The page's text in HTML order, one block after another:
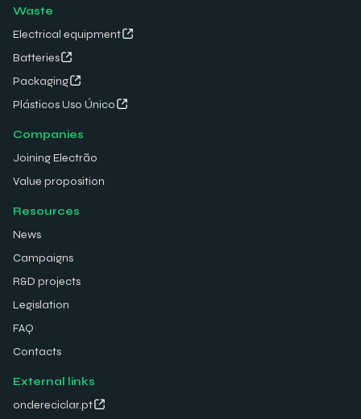
Waste
Electrical equipment
Batteries
Packaging
Plásticos Uso Único
Companies
Joining Electrão
Value proposition
Resources
News
Campaigns
R&D projects
Legislation
FAQ
Contacts
External links
ondereciclar.pt